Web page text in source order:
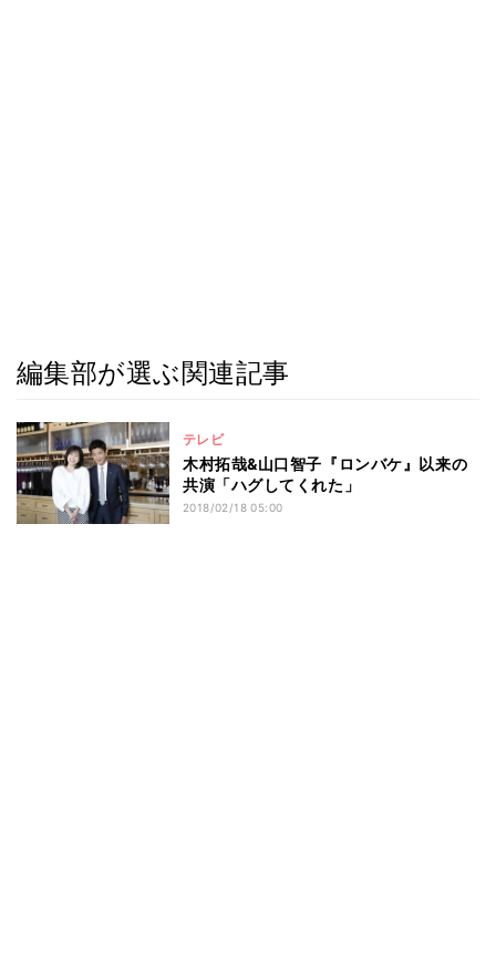
編集部が選ぶ関連記事
テレビ
木村拓哉&山口智子『ロンバケ』以来の
共演「ハグしてくれた」
2018/02/18 05:00